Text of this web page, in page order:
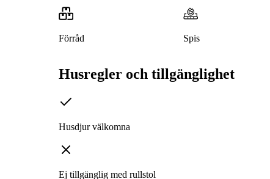
Förråd Spis
Husregler och tillgänglighet
Husdjur välkomna
Ej tillgänglig med rullstol